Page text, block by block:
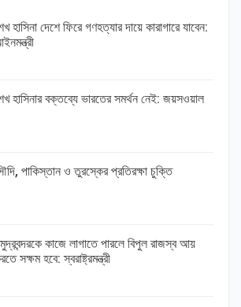
হাসিনা দেশে ফিরে গণহত্যার দায়ে কারাগারে যাবেন:
হাসিনার বক্তব্যে ভারতের সমর্থন নেই: জয়সওয়াল
পাকিস্তান ও তুরস্কের প্রতিরক্ষা চুক্তি
কাজে লাগাতে পারলে বিপুল রাজস্ব আয়
সক্ষম হবে: স্বরাষ্ট্রমন্ত্রী